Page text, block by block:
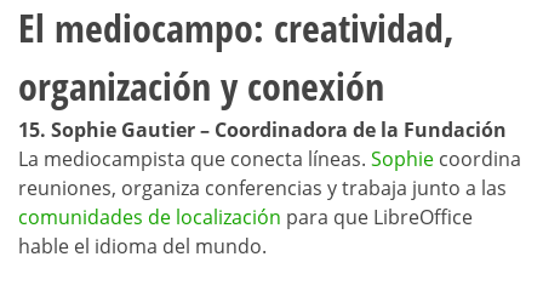
El mediocampo: creatividad,
organización y conexión
15. Sophie Gautier – Coordinadora de la Fundación
La mediocampista que conecta líneas. Sophie coordina
reuniones, organiza conferencias y trabaja junto a las
comunidades de localización para que LibreOffice
hable el idioma del mundo.